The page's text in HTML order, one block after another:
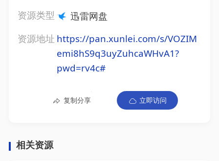
资源类型
迅雷网盘
资源地址 https://pan.xunlei.com/s/VOZIM
emi8hS9q3uyZuhcaWHvA1?
pwd=rv4c#
复制分享 立即访问
相关资源